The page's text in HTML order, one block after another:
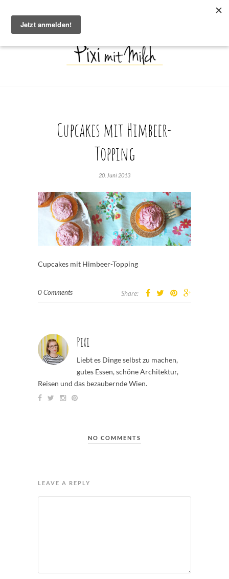
Cupcakes mit Himbeer-
Topping
20. Juni 2013
Cupcakes mit Himbeer-Topping
0 Comments Share:
Pixi
Liebt es Dinge selbst zu machen,
gutes Essen, schöne Architektur,
Reisen und das bezaubernde Wien.
NO COMMENTS
LEAVE A REPLY